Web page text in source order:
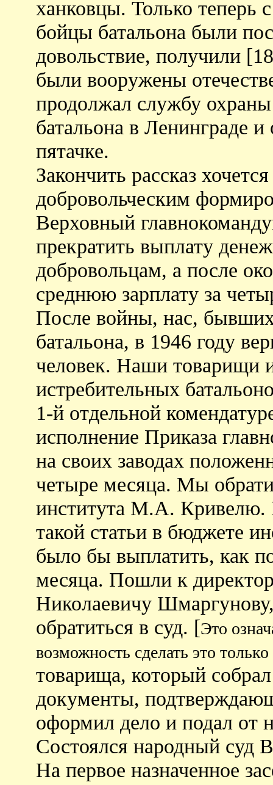
ханковцы. Только теперь
бойцы батальона были
довольствие, получили
были вооружены
продолжал службу
батальона в Ленинграде
пятачке.
Закончить рассказ
добровольческим
Верховный
прекратить выплату
добровольцам, а после
среднюю зарплату за
После войны, нас, бывших
батальона, в 1946 году
человек. Наши товарищи
истребительных
1-й отдельной
исполнение Приказа
на своих заводах
четыре месяца. Мы
института М.А. Кривелю.
такой статьи в бюджете
было бы выплатить, как
месяца. Пошли к
Николаевичу
обратиться в суд. [Это
возможность сделать это
товарища, который
документы,
оформил дело и подал от
Состоялся народный суд
На первое назначенное